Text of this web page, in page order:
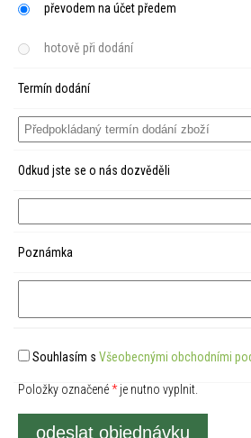
převodem na účet předem
hotově při dodání
Termín dodání
Odkud jste se o nás dozvěděli
Poznámka
Souhlasím s Všeobecnými obchodními
Položky označené*je nutno vyplnit.
odeslat objednávku